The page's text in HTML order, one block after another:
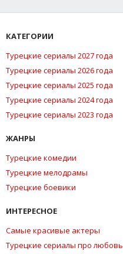
КАТЕГОРИИ
Турецкие сериалы 2027 года
Турецкие сериалы 2026 года
Турецкие сериалы 2025 года
Турецкие сериалы 2024 года
Турецкие сериалы 2023 года
ЖАНРЫ
Турецкие комедии
Турецкие мелодрамы
Турецкие боевики
ИНТЕРЕСНОЕ
Самые красивые актеры
Турецкие сериалы про любовь